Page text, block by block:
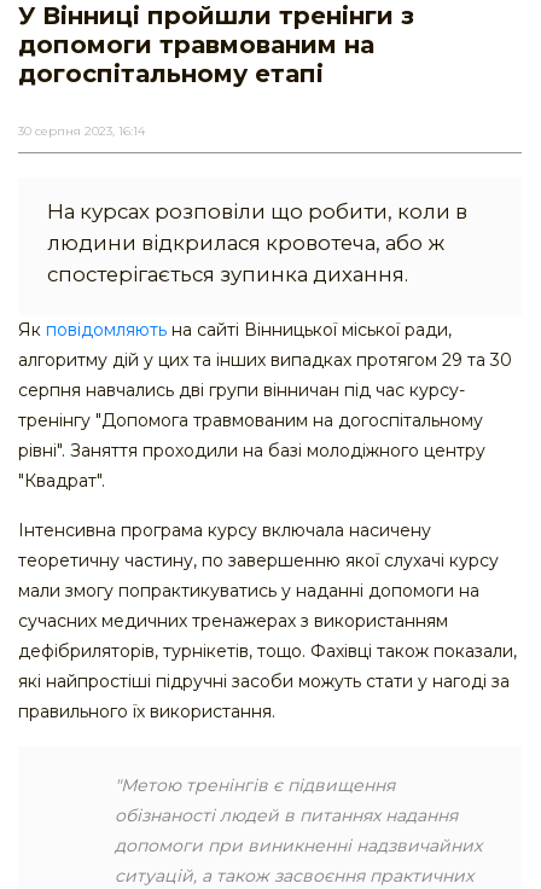
У Вінниці пройшли тренінги з
допомоги травмованим на
догоспітальному етапі
30 серпня 2023, 16:14
На курсах розповіли що робити, коли в
людини відкрилася кровотеча, або ж
спостерігається зупинка дихання.
Як повідомляють на сайті Вінницької міської ради,
алгоритму дій у цих та інших випадках протягом 29 та 30
серпня навчались дві групи вінничан під час курсу-
тренінгу "Допомога травмованим на догоспітальному
рівні". Заняття проходили на базі молодіжного центру
"Квадрат".
Інтенсивна програма курсу включала насичену
теоретичну частину, по завершенню якої слухачі курсу
мали змогу попрактикуватись у наданні допомоги на
сучасних медичних тренажерах з використанням
дефібриляторів, турнікетів, тощо. Фахівці також показали,
які найпростіші підручні засоби можуть стати у нагоді за
правильного їх використання.
"Метою тренінгів є підвищення
обізнаності людей в питаннях надання
допомоги при виникненні надзвичайних
ситуацій, а також засвоєння практичних